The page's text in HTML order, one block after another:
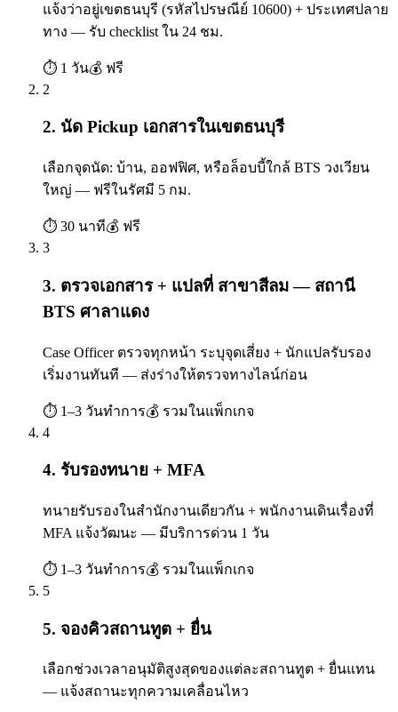
แจ้งว่าอยู่เขตธนบุรี (รหัสไปรษณีย์ 10600) + ประเทศปลาย
ทาง — รับ checklist ใน 24 ชม.
⏱ 1 วัน💰 ฟรี
2
2. นัด Pickup เอกสารในเขตธนบุรี
เลือกจุดนัด: บ้าน, ออฟฟิศ, หรือล็อบบี้ใกล้ BTS วงเวียน
ใหญ่ — ฟรีในรัศมี 5 กม.
⏱ 30 นาที💰 ฟรี
3
3. ตรวจเอกสาร + แปลที่ สาขาสีลม — สถานี
BTS ศาลาแดง
Case Officer ตรวจทุกหน้า ระบุจุดเสี่ยง + นักแปลรับรอง
เริ่มงานทันที — ส่งร่างให้ตรวจทางไลน์ก่อน
⏱ 1–3 วันทำการ💰 รวมในแพ็กเกจ
4
4. รับรองทนาย + MFA
ทนายรับรองในสำนักงานเดียวกัน + พนักงานเดินเรื่องที่
MFA แจ้งวัฒนะ — มีบริการด่วน 1 วัน
⏱ 1–3 วันทำการ💰 รวมในแพ็กเกจ
5
5. จองคิวสถานทูต + ยื่น
เลือกช่วงเวลาอนุมัติสูงสุดของแต่ละสถานทูต + ยื่นแทน
— แจ้งสถานะทุกความเคลื่อนไหว